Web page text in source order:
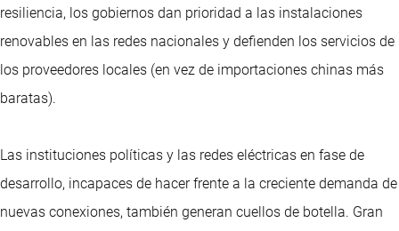
resiliencia, los gobiernos dan prioridad a las instalaciones
renovables en las redes nacionales y defienden los servicios de
los proveedores locales (en vez de importaciones chinas más
baratas).
Las instituciones políticas y las redes eléctricas en fase de
desarrollo, incapaces de hacer frente a la creciente demanda de
nuevas conexiones, también generan cuellos de botella. Gran